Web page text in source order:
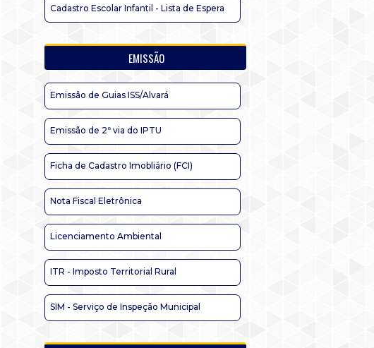
Cadastro Escolar Infantil - Lista de Espera
EMISSÃO
Emissão de Guias ISS/Alvará
Emissão de 2ª via do IPTU
Ficha de Cadastro Imobliário (FCI)
Nota Fiscal Eletrônica
Licenciamento Ambiental
ITR - Imposto Territorial Rural
SIM - Serviço de Inspeção Municipal